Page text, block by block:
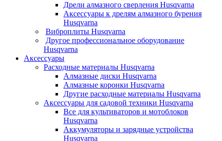
Дрели алмазного сверления Husqvarna
Аксессуары к дрелям алмазного бурения
Husqvarna
Виброплиты Husqvarna
Другое профессиональное оборудование
Husqvarna
Аксессуары
Расходные материалы Husqvarna
Алмазные диски Husqvarna
Алмазные коронки Husqvarna
Другие расходные материалы Husqvarna
Аксессуары для садовой техники Husqvarna
Все для культиваторов и мотоблоков
Husqvarna
Аккумуляторы и зарядные устройства
Husqvarna